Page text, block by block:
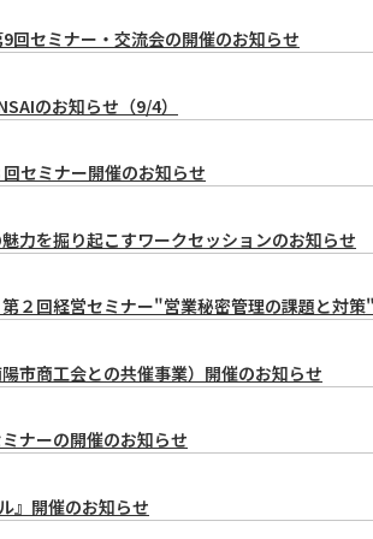
9回セミナー・交流会の開催のお知らせ
のお知らせ（9/4）
セミナー開催のお知らせ
力を掘り起こすワークセッションのお知らせ
２回経営セミナー"営業秘密管理の課題と対策"
市商工会との共催事業）開催のお知らせ
ナーの開催のお知らせ
』開催のお知らせ